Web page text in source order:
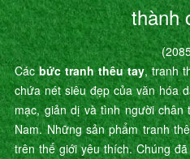
thành
Cácbức tranh thêu tay, tranh
chứa nét siêu đẹp của văn hóa
mạc, giản dị và tình người chân
Nam. Những sản phẩm tranh
trên thế giới yêu thích. Chúng